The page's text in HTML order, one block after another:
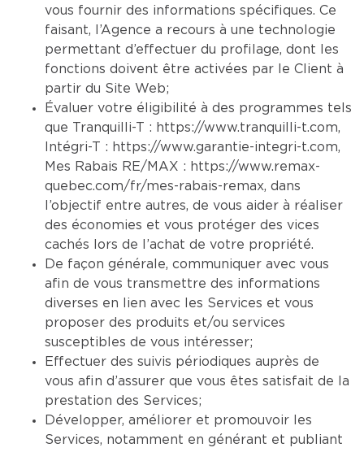
vous fournir des informations spécifiques. Ce
faisant, l’Agence a recours à une technologie
permettant d’effectuer du profilage, dont les
fonctions doivent être activées par le Client à
partir du Site Web;
Évaluer votre éligibilité à des programmes tels
que Tranquilli-T : https://www.tranquilli-t.com,
Intégri-T : https://www.garantie-integri-t.com,
Mes Rabais RE/MAX : https://www.remax-
quebec.com/fr/mes-rabais-remax, dans
l’objectif entre autres, de vous aider à réaliser
des économies et vous protéger des vices
cachés lors de l’achat de votre propriété.
De façon générale, communiquer avec vous
afin de vous transmettre des informations
diverses en lien avec les Services et vous
proposer des produits et/ou services
susceptibles de vous intéresser;
Effectuer des suivis périodiques auprès de
vous afin d’assurer que vous êtes satisfait de la
prestation des Services;
Développer, améliorer et promouvoir les
Services, notamment en générant et publiant